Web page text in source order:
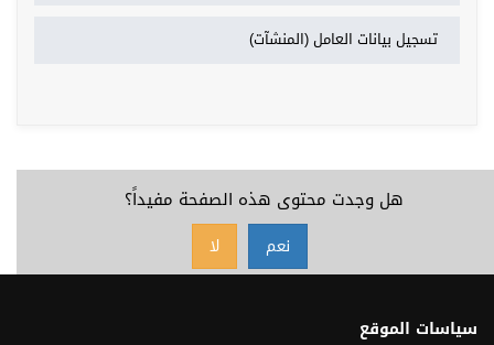
تسجيل بيانات العامل (المنشآت)
هل وجدت محتوى هذه الصفحة مفيداً؟
نعم لا
سياسات الموقع